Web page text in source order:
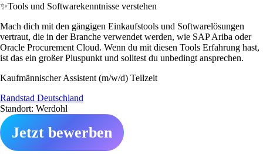
✨Tools und Softwarekenntnisse verstehen
Mach dich mit den gängigen Einkaufstools und Softwarelösungen
vertraut, die in der Branche verwendet werden, wie SAP Ariba oder
Oracle Procurement Cloud. Wenn du mit diesen Tools Erfahrung hast,
ist das ein großer Pluspunkt und solltest du unbedingt ansprechen.
Kaufmännischer Assistent (m/w/d) Teilzeit
Randstad Deutschland
Standort: Werdohl
Jetzt bewerben